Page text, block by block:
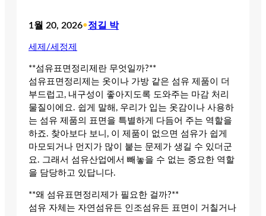
1월 20, 2026•정길 박
세제/세정제
**섬유표면정리제란 무엇일까?**
섬유표면정리제는 옷이나 가방 같은 섬유 제품이 더
부드럽고, 내구성이 좋아지도록 도와주는 마감 처리
물질이에요. 쉽게 말해, 우리가 입는 옷감이나 사용하
는 섬유 제품의 표면을 특별하게 다듬어 주는 역할을
하죠. 찾아보다 보니, 이 제품이 없으면 섬유가 쉽게
마모되거나 먼지가 많이 붙는 문제가 생길 수 있더군
요. 그래서 섬유산업에서 빼놓을 수 없는 중요한 역할
을 담당하고 있답니다.
**왜 섬유표면정리제가 필요한 걸까?**
섬유 자체는 자연섬유든 인조섬유든 표면이 거칠거나